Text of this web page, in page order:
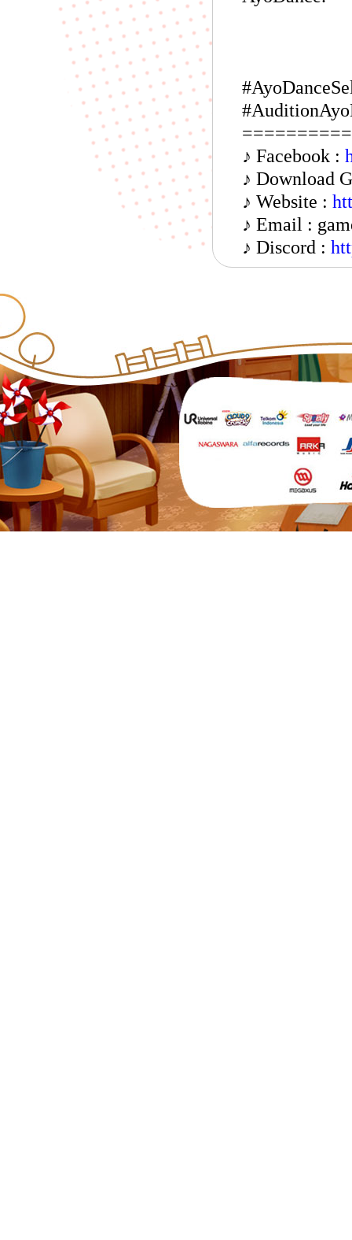
♪ Facebook :
♪ Download
♪ Website :
♪ Email :
♪ Discord :